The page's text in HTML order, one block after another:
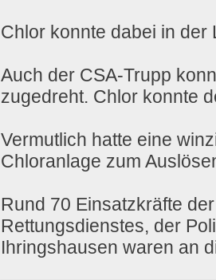
Chlor konnte dabei in der
Auch der CSA-Trupp
zugedreht. Chlor konnte
Vermutlich hatte eine
Chloranlage zum
Rund 70 Einsatzkräfte
Rettungsdienstes, der
Ihringshausen waren an